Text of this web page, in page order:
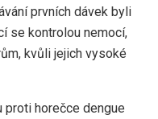
prvních dávek byli
se kontrolou nemocí,
kvůli jejich vysoké
proti horečce dengue